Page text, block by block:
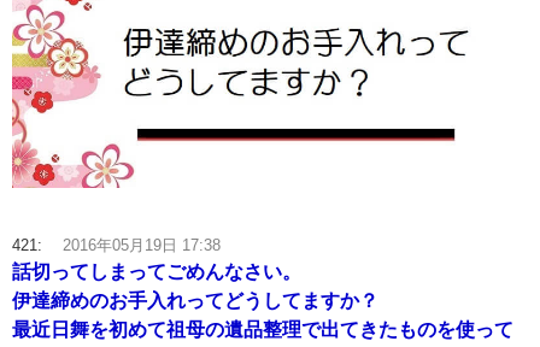
421: 2016年05月19日 17:38
話切ってしまってごめんなさい。
伊達締めのお手入れってどうしてますか？
最近日舞を初めて祖母の遺品整理で出てきたものを使って